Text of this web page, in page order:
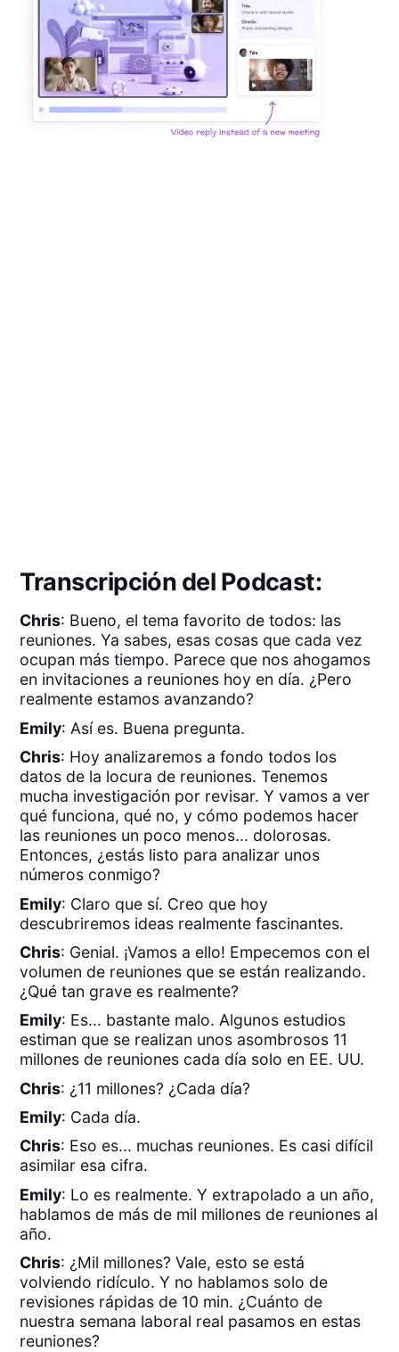
Transcripción del Podcast:
Chris: Bueno, el tema favorito de todos: las
reuniones. Ya sabes, esas cosas que cada vez
ocupan más tiempo. Parece que nos ahogamos
en invitaciones a reuniones hoy en día. ¿Pero
realmente estamos avanzando?
Emily: Así es. Buena pregunta.
Chris: Hoy analizaremos a fondo todos los
datos de la locura de reuniones. Tenemos
mucha investigación por revisar. Y vamos a ver
qué funciona, qué no, y cómo podemos hacer
las reuniones un poco menos... dolorosas.
Entonces, ¿estás listo para analizar unos
números conmigo?
Emily: Claro que sí. Creo que hoy
descubriremos ideas realmente fascinantes.
Chris: Genial. ¡Vamos a ello! Empecemos con el
volumen de reuniones que se están realizando.
¿Qué tan grave es realmente?
Emily: Es... bastante malo. Algunos estudios
estiman que se realizan unos asombrosos 11
millones de reuniones cada día solo en EE. UU.
Chris: ¿11 millones? ¿Cada día?
Emily: Cada día.
Chris: Eso es... muchas reuniones. Es casi difícil
asimilar esa cifra.
Emily: Lo es realmente. Y extrapolado a un año,
hablamos de más de mil millones de reuniones al
año.
Chris: ¿Mil millones? Vale, esto se está
volviendo ridículo. Y no hablamos solo de
revisiones rápidas de 10 min. ¿Cuánto de
nuestra semana laboral real pasamos en estas
reuniones?